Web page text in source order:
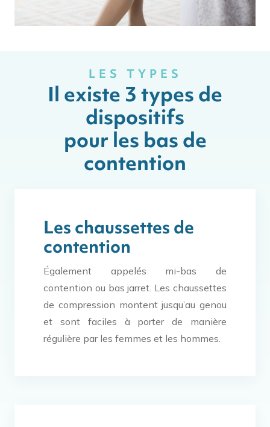
LES TYPES
Il existe 3 types de
dispositifs
pour les bas de
contention
Les chaussettes de
contention
Également appelés mi-bas de
contention ou bas jarret. Les chaussettes
de compression montent jusqu’au genou
et sont faciles à porter de manière
régulière par les femmes et les hommes.